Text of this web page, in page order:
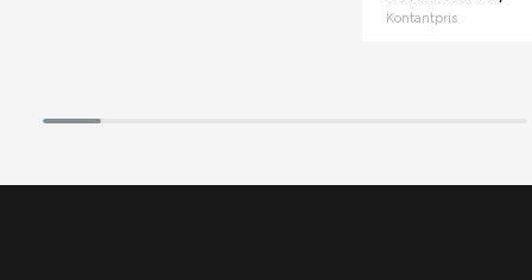
håndfri til mobil
Kontantpris